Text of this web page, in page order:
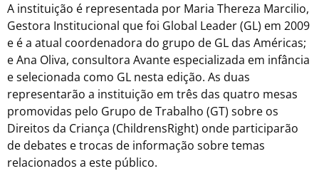
A instituição é representada por Maria Thereza Marcilio,
Gestora Institucional que foi Global Leader (GL) em 2009
e é a atual coordenadora do grupo de GL das Américas;
e Ana Oliva, consultora Avante especializada em infância
e selecionada como GL nesta edição. As duas
representarão a instituição em três das quatro mesas
promovidas pelo Grupo de Trabalho (GT) sobre os
Direitos da Criança (ChildrensRight) onde participarão
de debates e trocas de informação sobre temas
relacionados a este público.